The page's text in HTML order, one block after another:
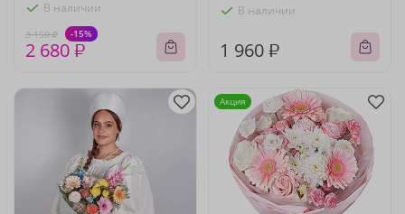
В наличии
3 150 ₽ -15%
2 680 ₽
В наличии
1 960 ₽
Акция